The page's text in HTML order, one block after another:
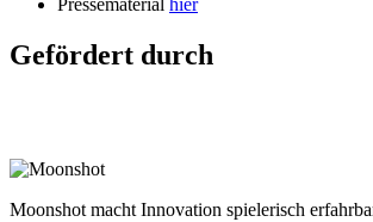
Gefördert durch
Moonshot macht Innovation spielerisch